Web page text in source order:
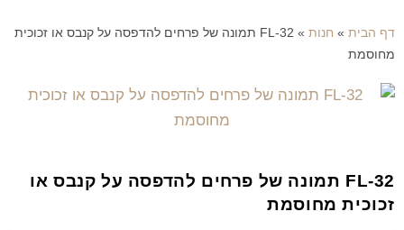
דף הבית » חנות »
FL-32 תמונה של פרחים להדפסה על קנבס או זכוכית
מחוסמת
FL-32 תמונה של פרחים להדפסה על קנבס או
זכוכית מחוסמת